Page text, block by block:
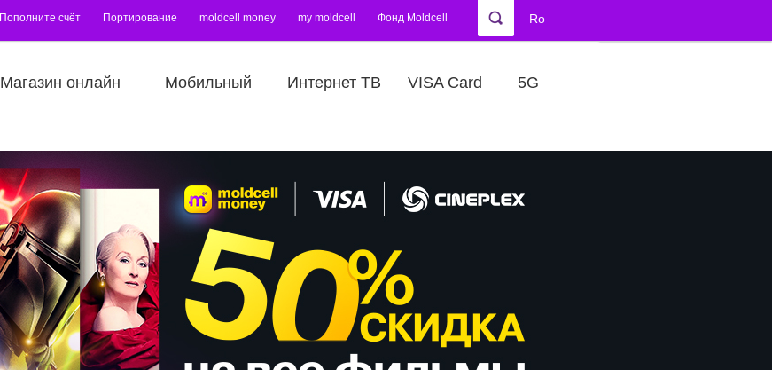
Пополните счёт Портирование moldcell money my moldcell Фонд Moldcell Ro
Магазин онлайн Мобильный Интернет ТВ VISA Card 5G